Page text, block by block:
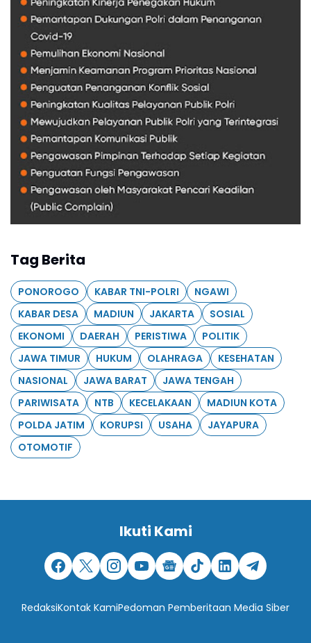
Tag Berita
PONOROGO KABAR TNI-POLRI
NGAWI
KABAR DESA
MADIUN JAKARTA
SOSIAL
EKONOMI
DAERAH PERISTIWA
POLITIK
JAWA TIMUR
HUKUM OLAHRAGA
KESEHATAN
NASIONAL
JAWA BARAT
JAWA TENGAH
PARIWISATA
NTB KECELAKAAN
MADIUN KOTA
POLDA JATIM
KORUPSI USAHA
JAYAPURA
OTOMOTIF
Ikuti Kami
RedaksiKontak KamiPedoman Pemberitaan Media Siber